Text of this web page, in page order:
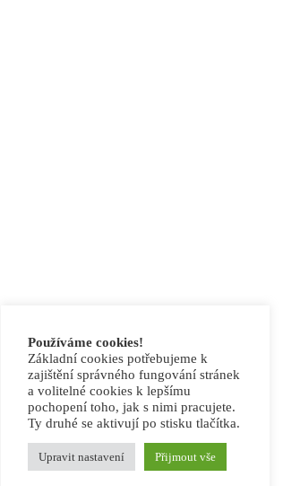
Používáme cookies!
Základní cookies potřebujeme k
zajištění správného fungování stránek
a volitelné cookies k lepšímu
pochopení toho, jak s nimi pracujete.
Ty druhé se aktivují po stisku tlačítka.
Upravit nastavení Přijmout vše